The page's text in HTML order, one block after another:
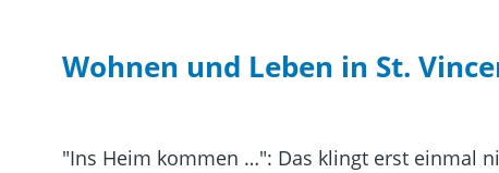
Wohnen und Leben in St.
"Ins Heim kommen …": Das klingt erst einmal